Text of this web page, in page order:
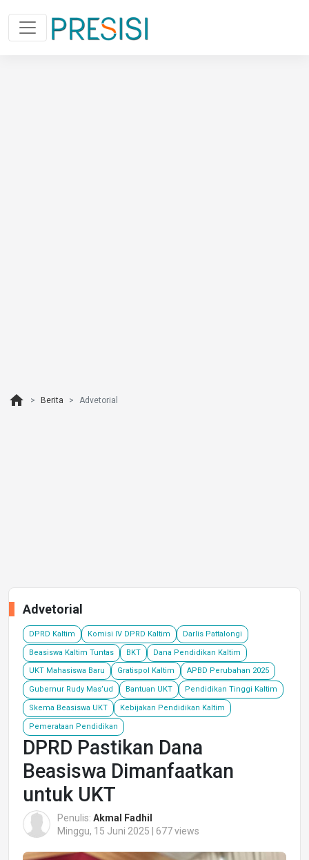
home Berita Advetorial
Advetorial
DPRD Kaltim Komisi IV DPRD Kaltim Darlis Pattalongi
Beasiswa Kaltim Tuntas BKT Dana Pendidikan Kaltim
UKT Mahasiswa Baru Gratispol Kaltim APBD Perubahan 2025
Gubernur Rudy Mas’ud Bantuan UKT Pendidikan Tinggi Kaltim
Skema Beasiswa UKT Kebijakan Pendidikan Kaltim
Pemerataan Pendidikan
DPRD Pastikan Dana
Beasiswa Dimanfaatkan
untuk UKT
Penulis: Akmal Fadhil
Minggu, 15 Juni 2025 | 677 views